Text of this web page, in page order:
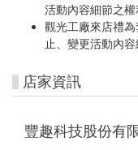
活動內容細節之權
觀光工廠來店禮
止、變更活動內容
店家資訊
豐趣科技股份有